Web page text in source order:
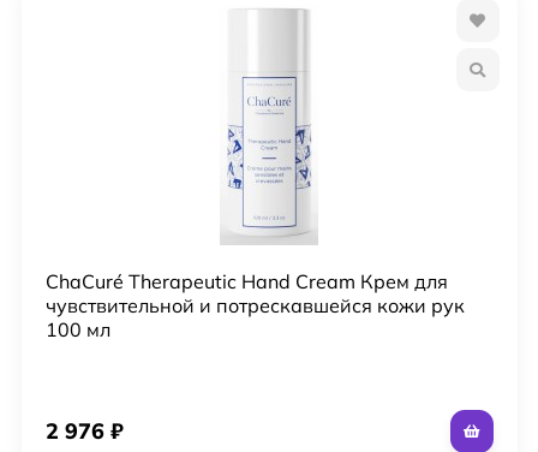
ChaCuré Therapeutic Hand Cream Крем для
чувствительной и потрескавшейся кожи рук
100 мл
2 976 ₽